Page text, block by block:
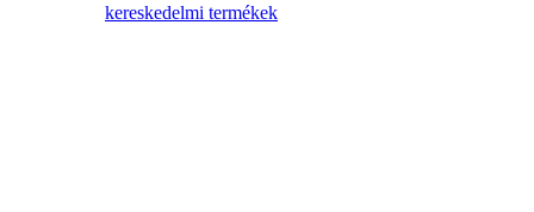
kereskedelmi termékek